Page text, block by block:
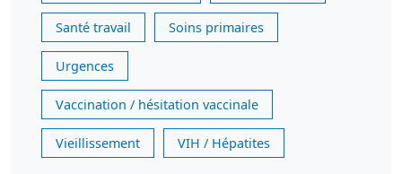
Santé travail Soins primaires
Urgences
Vaccination / hésitation vaccinale
Vieillissement VIH / Hépatites